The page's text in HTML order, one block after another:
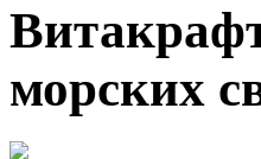
морских